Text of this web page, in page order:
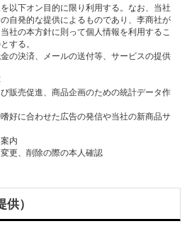
以下オン目的に限り利用する。なお、当社
自発的な提供によるものであり、李商社が
社の本方針に則って個人情報を利用するこ
する。
の決済、メールの送付等、サービスの提供
販売促進、商品企画のための統計データ作
好に合わせた広告の発信や当社の新商品サ
内
）